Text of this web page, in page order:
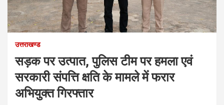
उत्तराखण्ड
सड़क पर उत्पात, पुलिस टीम पर हमला एवं
सरकारी संपत्ति क्षति के मामले में फरार
अभियुक्त गिरफ्तार